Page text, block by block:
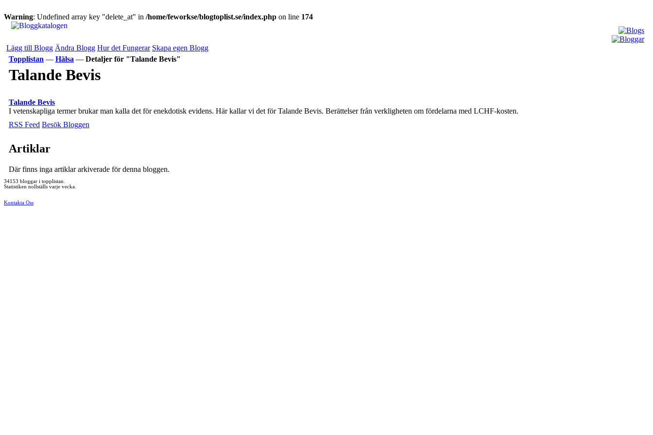
Warning: Undefined array key "delete_at" in /home/feworkse/blogtoplist.se/index.php on line 174
Lägg till Blogg Ändra Blogg Hur det Fungerar Skapa egen Blogg
Topplistan — Hälsa — Detaljer för "Talande Bevis"
Talande Bevis
Talande Bevis
I vetenskapliga termer brukar man kalla det för enekdotisk evidens. Här kallar vi det för Talande Bevis. Berättelser från verkligheten om fördelarna med LCHF-kosten.
RSS Feed Besök Bloggen
Artiklar
Där finns inga artiklar arkiverade för denna bloggen.
34153 bloggar i topplistan.
Statistiken nollställs varje vecka.
Kontakta Oss